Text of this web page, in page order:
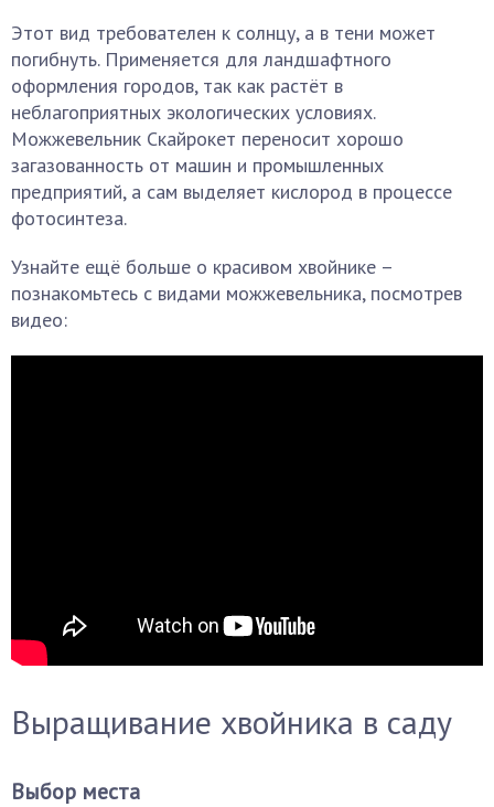
Этот вид требователен к солнцу, а в тени может
погибнуть. Применяется для ландшафтного
оформления городов, так как растёт в
неблагоприятных экологических условиях.
Можжевельник Скайрокет переносит хорошо
загазованность от машин и промышленных
предприятий, а сам выделяет кислород в процессе
фотосинтеза.
Узнайте ещё больше о красивом хвойнике –
познакомьтесь с видами можжевельника, посмотрев
видео:
Выращивание хвойника в саду
Выбор места